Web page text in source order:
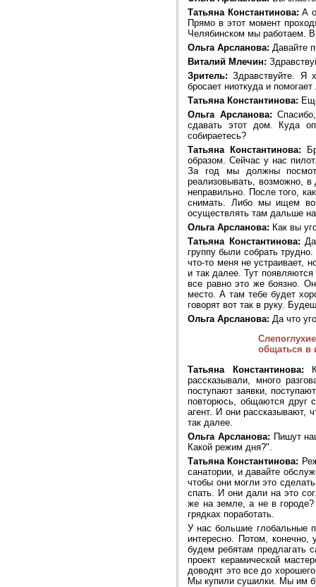
Татьяна Константинова: А
Прямо в этот момент
Челябинском мы работаем.
Ольга Арсланова: Давайте
Виталий Млечин:
Зритель: Здравствуйте. Я
бросает ниоткуда и
Татьяна Константинова:
Ольга Арсланова:
сдавать этот дом. Куда
собираетесь?
Татьяна Константинова:
образом. Сейчас у нас
За год мы должны
реализовывать, возможно,
неправильно. После того,
снимать. Либо мы ищем
осуществлять там дальше
Ольга Арсланова: Как вы
Татьяна Константинова:
группу были собрать
что-то меня не устраивает,
и так далее. Тут
все равно это же боязно.
место. А там тебе будет
говорят вот так в руку.
Ольга Арсланова: Да что
общаться в
Татьяна Константинова:
рассказывали, много
поступают заявки,
повторюсь, общаются друг
агент. И они рассказывают,
так далее.
Ольга Арсланова: Пишут
Какой режим дня?".
Татьяна Константинова:
санатории, и давайте
чтобы они могли это
спать. И они дали на это
же на земле, а не в
грядках поработать.
У нас большие глобальные
интересно. Потом,
будем ребятам предлагать
проект керамической
доводят это все до
Мы купили сушилки. Мы им